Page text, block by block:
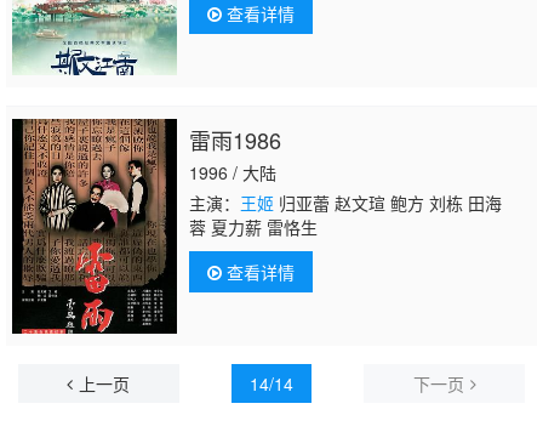
查看详情
雷雨1986
1996 / 大陆
主演： 王姬归亚蕾 赵文瑄 鲍方 刘栋 田海
蓉 夏力薪 雷恪生
查看详情
上一页 14/14 下一页